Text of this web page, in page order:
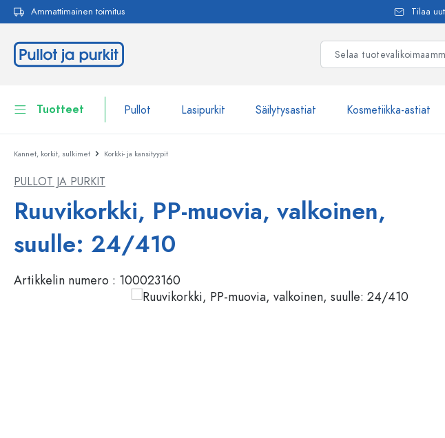
Siirry päänavigointiin
Ammattimainen toimitus Tilaa
Tuotteet Pullot Lasipurkit Säilytysastiat Kosmetiikka-astiat
Pullot
Lasipurkit
Säilytysastiat
Astiat
Kosmetiikka-astiat
Pullot tuotemerkin mukaan
WECK-Lasipullot
Estal-Lasipullot
Patenttikorkkipullot
Spraypullot
Kannet, korkit, sulkimet Korkki- ja kansityypit
PULLOT JA PURKIT
Ruuvikorkki, PP-muovia, valkoinen,
suulle: 24/410
Artikkelin numero : 100023160